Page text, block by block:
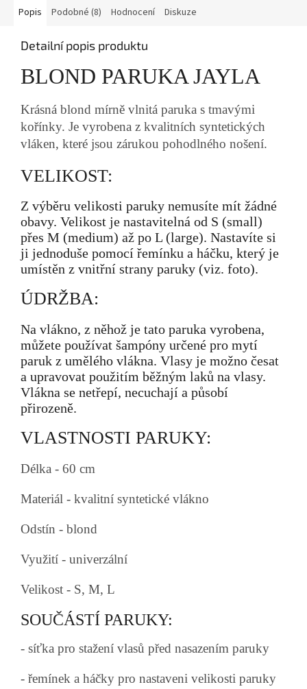
Popis Podobné (8) Hodnocení Diskuze
Detailní popis produktu
BLOND PARUKA JAYLA
Krásná blond mírně vlnitá paruka s tmavými
kořínky. Je vyrobena z kvalitních syntetických
vláken, které jsou zárukou pohodlného nošení.
VELIKOST:
Z výběru velikosti paruky nemusíte mít žádné
obavy. Velikost je nastavitelná od S (small)
přes M (medium) až po L (large). Nastavíte si
ji jednoduše pomocí řemínku a háčku, který je
umístěn z vnitřní strany paruky (viz. foto).
ÚDRŽBA:
Na vlákno, z něhož je tato paruka vyrobena,
můžete používat šampóny určené pro mytí
paruk z umělého vlákna. Vlasy je možno česat
a upravovat použitím běžným laků na vlasy.
Vlákna se netřepí, necuchají a působí
přirozeně.
VLASTNOSTI PARUKY:
Délka - 60 cm
Materiál - kvalitní syntetické vlákno
Odstín - blond
Využití - univerzální
Velikost - S, M, L
SOUČÁSTÍ PARUKY:
- síťka pro stažení vlasů před nasazením paruky
- řemínek a háčky pro nastaveni velikosti paruky